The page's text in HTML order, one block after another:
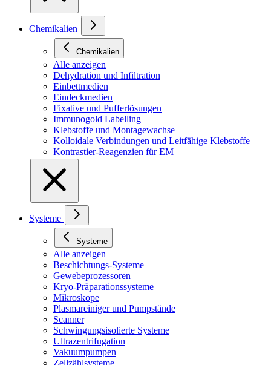
Chemikalien
Chemikalien
Alle anzeigen
Dehydration und Infiltration
Einbettmedien
Eindeckmedien
Fixative und Pufferlösungen
Immunogold Labelling
Klebstoffe und Montagewachse
Kolloidale Verbindungen und Leitfähige Klebstoffe
Kontrastier-Reagenzien für EM
Systeme
Systeme
Alle anzeigen
Beschichtungs-Systeme
Gewebeprozessoren
Kryo-Präparationssysteme
Mikroskope
Plasmareiniger und Pumpstände
Scanner
Schwingungsisolierte Systeme
Ultrazentrifugation
Vakuumpumpen
Zellzählsysteme